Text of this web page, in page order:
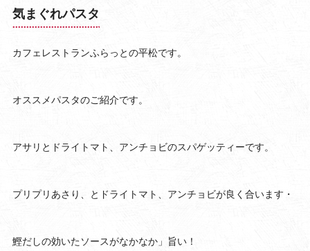
気まぐれパスタ
カフェレストランふらっとの平松です。
オススメパスタのご紹介です。
アサリとドライトマト、アンチョビのスパゲッティーです。
プリプリあさり、とドライトマト、アンチョビが良く合います・
鰹だしの効いたソースがなかなか」旨い！